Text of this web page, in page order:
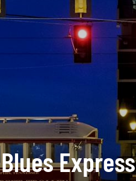
Blues Express